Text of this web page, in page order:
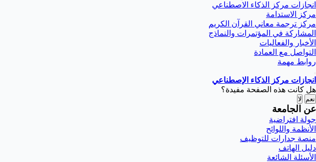
انجازات مركز الذكاء الاصطناعي
مركز الاستدامة
مركز ترجمة معاني القرآن الكريم
المشاركة في المؤتمرات والنماذج
الأخبار والفعاليات
التواصل مع العمادة
روابط مهمة
انجازات مركز الذكاء الإصطناعي
هل كانت هذه الصفحة مفيدة؟
نعم لا
عن الجامعة
جولة افتراضية
الأنظمة واللوائح
منصة جدارات للتوظيف
دليل الهاتف
الأسئلة الشائعة